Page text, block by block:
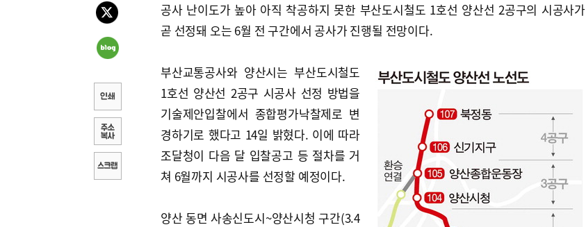
공사 난이도가 높아 아직 착공하지 못한 부산도시철도 1호선 양산선 2공구의 시공사가
곧 선정돼 오는 6월 전 구간에서 공사가 진행될 전망이다.
부산교통공사와 양산시는 부산도시철도
1호선 양산선 2공구 시공사 선정 방법을
기술제안입찰에서 종합평가낙찰제로 변
경하기로 했다고 14일 밝혔다. 이에 따라
조달청이 다음 달 입찰공고 등 절차를 거
쳐 6월까지 시공사를 선정할 예정이다.
양산 동면 사송신도시~양산시청 구간(3.4